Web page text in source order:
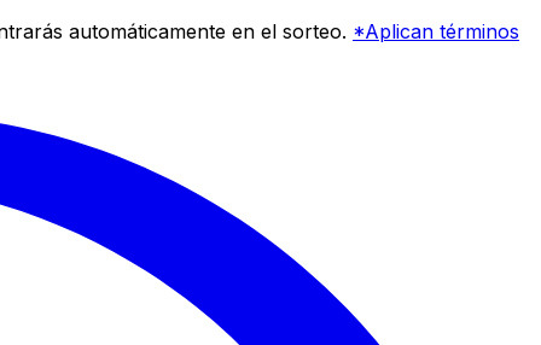
automáticamente en el sorteo. *Aplican términos